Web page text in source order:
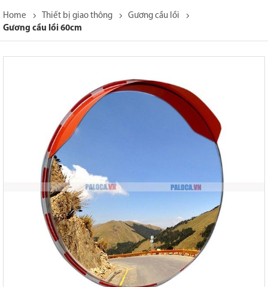
Home Thiết bị giao thông
Gương cầu lồi
Gương cầu lồi 60cm